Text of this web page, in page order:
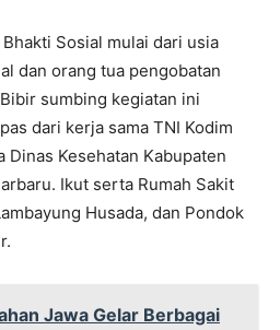
Sosial mulai dari usia
dan orang tua pengobatan
sumbing kegiatan ini
dari kerja sama TNI Kodim
Dinas Kesehatan Kabupaten
Ikut serta Rumah Sakit
Husada, dan Pondok
Jawa Gelar Berbagai